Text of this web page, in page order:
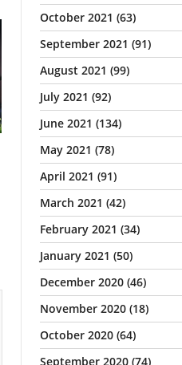
October 2021 (63)
September 2021 (91)
August 2021 (99)
July 2021 (92)
June 2021 (134)
May 2021 (78)
April 2021 (91)
March 2021 (42)
February 2021 (34)
January 2021 (50)
December 2020 (46)
November 2020 (18)
October 2020 (64)
September 2020 (74)